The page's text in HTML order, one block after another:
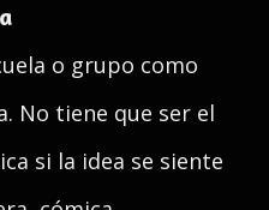
o grupo como
No tiene que ser el
si la idea se siente